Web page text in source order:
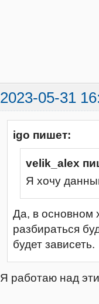
2023-05-31
igo пишет:
velik_alex
Я хочу
Да, в основном
разбираться
будет зависеть.
Я работаю над